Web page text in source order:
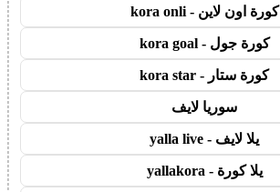
كورة اون لاين - kora onli
كورة جول - kora goal
كورة ستار - kora star
سوريا لايف
يلا لايف - yalla live
يلا كورة - yallakora